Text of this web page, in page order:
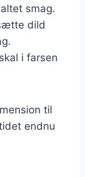
smag.
dild
i farsen
til
endnu